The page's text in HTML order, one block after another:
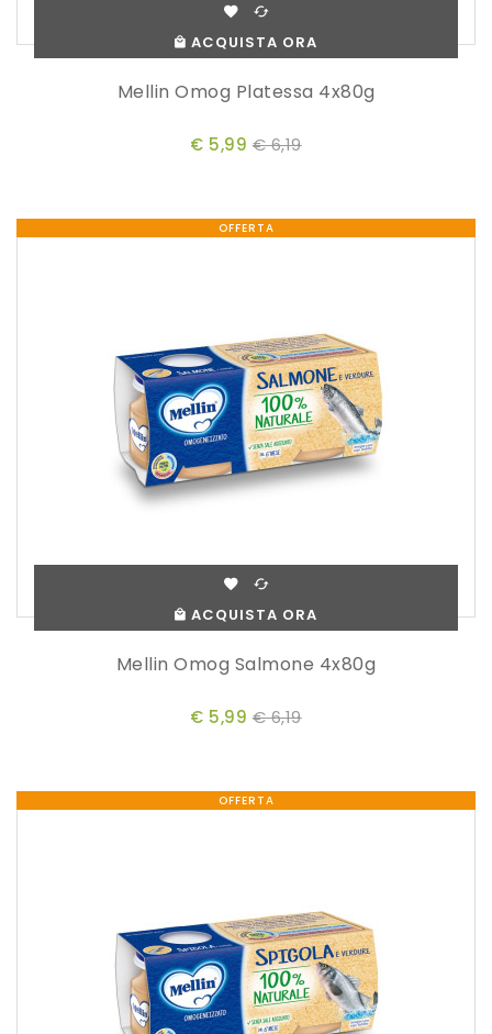
ACQUISTA ORA
Mellin Omog Platessa 4x80g
€ 5,99 € 6,19
OFFERTA
ACQUISTA ORA
Mellin Omog Salmone 4x80g
€ 5,99 € 6,19
OFFERTA